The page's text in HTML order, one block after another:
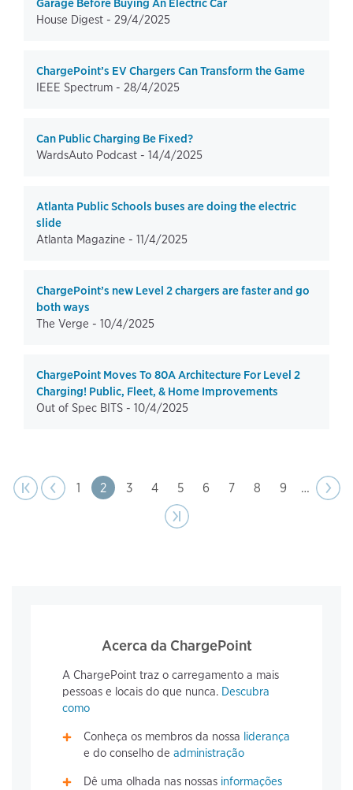
Garage Before Buying An Electric Car
House Digest - 29/4/2025
ChargePoint’s EV Chargers Can Transform the Game
IEEE Spectrum - 28/4/2025
Can Public Charging Be Fixed?
WardsAuto Podcast - 14/4/2025
Atlanta Public Schools buses are doing the electric
slide
Atlanta Magazine - 11/4/2025
ChargePoint’s new Level 2 chargers are faster and go
both ways
The Verge - 10/4/2025
ChargePoint Moves To 80A Architecture For Level 2
Charging! Public, Fleet, & Home Improvements
Out of Spec BITS - 10/4/2025
Paginação
|‹
Página
‹‹
Page
1 Page
2 Page
3 Page
4 Page
5 Page
6 Page
7 Page
8 Page
9 …
››
Última página
›|
Acerca da ChargePoint
A ChargePoint traz o carregamento a mais
pessoas e locais do que nunca. Descubra
como
Conheça os membros da nossa liderança
e do conselho deadministração
Dê uma olhada nas nossas informações